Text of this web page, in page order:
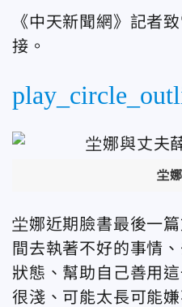
《中天新聞網》記者
接。
坣
坣娜近期臉書最後一
間去執著不好的事情
狀態、幫助自己善用
很淺、可能太長可能